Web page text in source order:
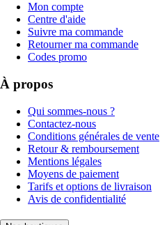
Mon compte
Centre d'aide
Suivre ma commande
Retourner ma commande
Codes promo
À propos
Qui sommes-nous ?
Contactez-nous
Conditions générales de vente
Retour & remboursement
Mentions légales
Moyens de paiement
Tarifs et options de livraison
Avis de confidentialité